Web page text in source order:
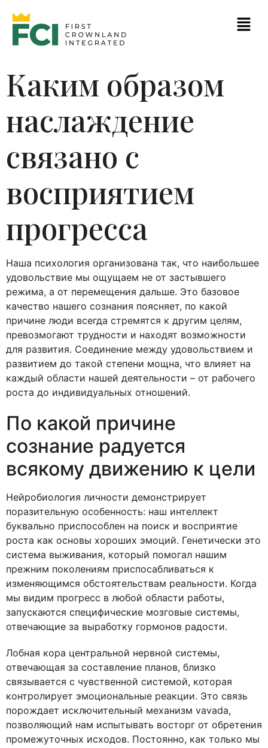
Каким образом
наслаждение
связано с
восприятием
прогресса
Наша психология организована так, что наибольшее
удовольствие мы ощущаем не от застывшего
режима, а от перемещения дальше. Это базовое
качество нашего сознания поясняет, по какой
причине люди всегда стремятся к другим целям,
превозмогают трудности и находят возможности
для развития. Соединение между удовольствием и
развитием до такой степени мощна, что влияет на
каждый области нашей деятельности – от рабочего
роста до индивидуальных отношений.
По какой причине
сознание радуется
всякому движению к цели
Нейробиология личности демонстрирует
поразительную особенность: наш интеллект
буквально приспособлен на поиск и восприятие
роста как основы хороших эмоций. Генетически это
система выживания, который помогал нашим
прежним поколениям приспосабливаться к
изменяющимся обстоятельствам реальности. Когда
мы видим прогресс в любой области работы,
запускаются специфические мозговые системы,
отвечающие за выработку гормонов радости.
Лобная кора центральной нервной системы,
отвечающая за составление планов, близко
связывается с чувственной системой, которая
контролирует эмоциональные реакции. Это связь
порождает исключительный механизм vavada,
позволяющий нам испытывать восторг от обретения
промежуточных исходов. Постоянно, как только мы